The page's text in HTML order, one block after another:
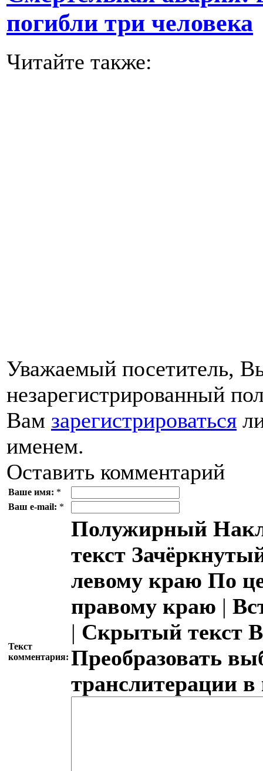
погибли три человека
Читайте также:
Уважаемый посетитель,
незарегистрированный
Вам зарегистрироваться
именем.
Оставить комментарий
Ваше имя: *
Ваш e-mail: *
Текст
комментария:
Полужирный
текст
левому краю По
правому краю |
| Скрытый текст
Преобразовать
транслитерации